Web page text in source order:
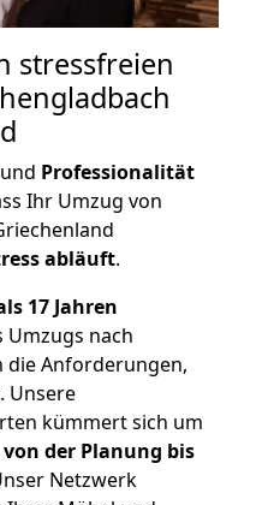
stressfreien
und Professionalität
Ihr Umzug von
abläuft.
17 Jahren
Umzugs nach
die Anforderungen,
Unsere
kümmert sich um
von der Planung bis
Netzwerk